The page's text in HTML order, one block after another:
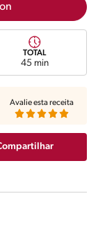
TOTAL
45 min
Avalie esta receita